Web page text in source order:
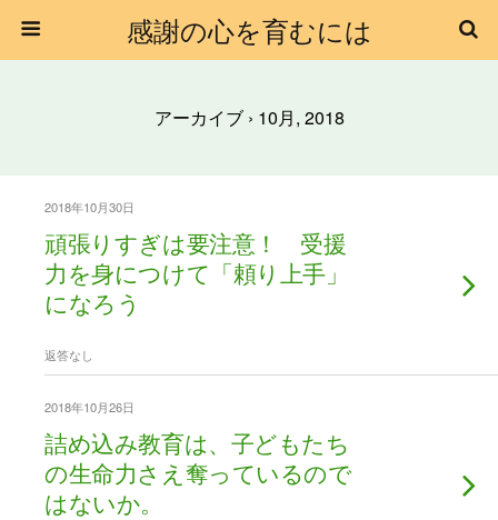
感謝の心を育むには
アーカイブ › 10月, 2018
2018年10月30日
頑張りすぎは要注意！ 受援
力を身につけて「頼り上手」
になろう
返答なし
2018年10月26日
詰め込み教育は、子どもたち
の生命力さえ奪っているので
はないか。